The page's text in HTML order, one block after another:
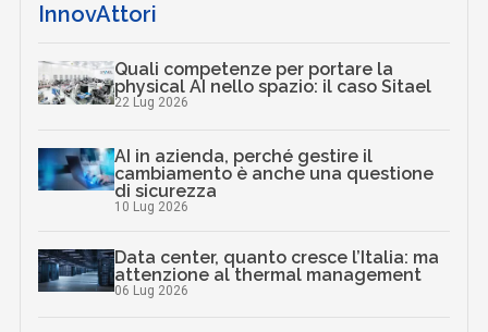
InnovAttori
Quali competenze per portare la
physical AI nello spazio: il caso Sitael
22 Lug 2026
AI in azienda, perché gestire il
cambiamento è anche una questione
di sicurezza
10 Lug 2026
Data center, quanto cresce l’Italia: ma
attenzione al thermal management
06 Lug 2026